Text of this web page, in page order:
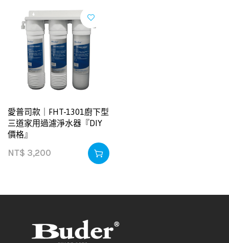
愛普司款｜FHT-1301廚下型
三道家用過濾淨水器『DIY
價格』
NT$ 3,200